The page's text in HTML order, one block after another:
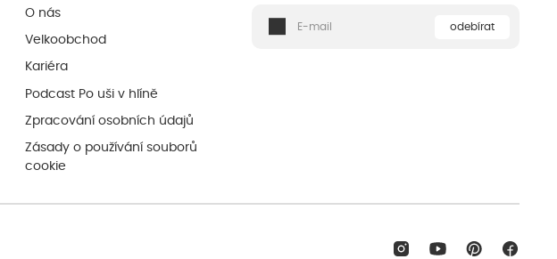
O nás
Velkoobchod
Kariéra
Podcast Po uši v hlíně
Zpracování osobních údajů
Zásady o používání souborů
cookie
odebírat